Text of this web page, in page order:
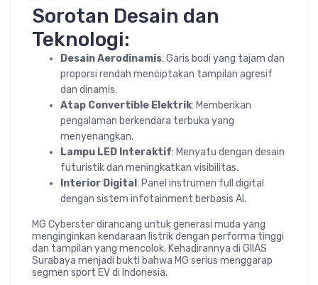
Sorotan Desain dan
Teknologi:
Desain Aerodinamis: Garis bodi yang tajam dan
proporsi rendah menciptakan tampilan agresif
dan dinamis.
Atap Convertible Elektrik: Memberikan
pengalaman berkendara terbuka yang
menyenangkan.
Lampu LED Interaktif: Menyatu dengan desain
futuristik dan meningkatkan visibilitas.
Interior Digital : Panel instrumen full digital
dengan sistem infotainment berbasis AI.
MG Cyberster dirancang untuk generasi muda yang
menginginkan kendaraan listrik dengan performa tinggi
dan tampilan yang mencolok. Kehadirannya di GIIAS
Surabaya menjadi bukti bahwa MG serius menggarap
segmen sport EV di Indonesia.